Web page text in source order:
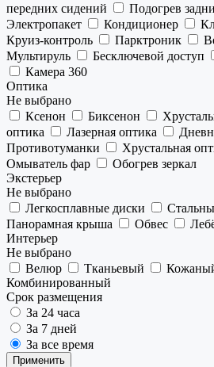
передних сидений
Подогрев
Электропакет
Кондиционер
Круиз-контроль
Парктроник
Мультируль
Бесключевой доступ
Камера 360
Оптика
Не выбрано
Ксенон
Биксенон
оптика
Лазерная оптика
Противотуманки
Хрустальная
Омыватель фар
Обогрев зеркал
Экстерьер
Не выбрано
Легкосплавные диски
Панорамная крыша
Обвес
Интерьер
Не выбрано
Велюр
Тканьевый
Комбинированный
Срок размещения
За 24 часа
За 7 дней
За все время
Применить